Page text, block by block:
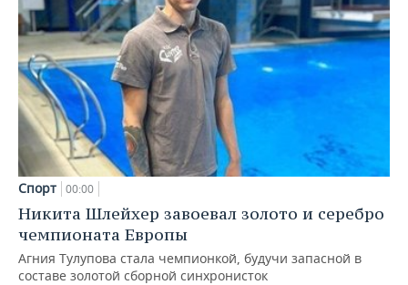
Спорт 00:00
Никита Шлейхер завоевал золото и серебро
чемпионата Европы
Агния Тулупова стала чемпионкой, будучи запасной в
составе золотой сборной синхронисток